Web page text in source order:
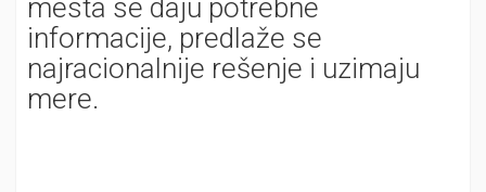
mesta se daju potrebne
informacije, predlaže se
najracionalnije rešenje i uzimaju
mere.